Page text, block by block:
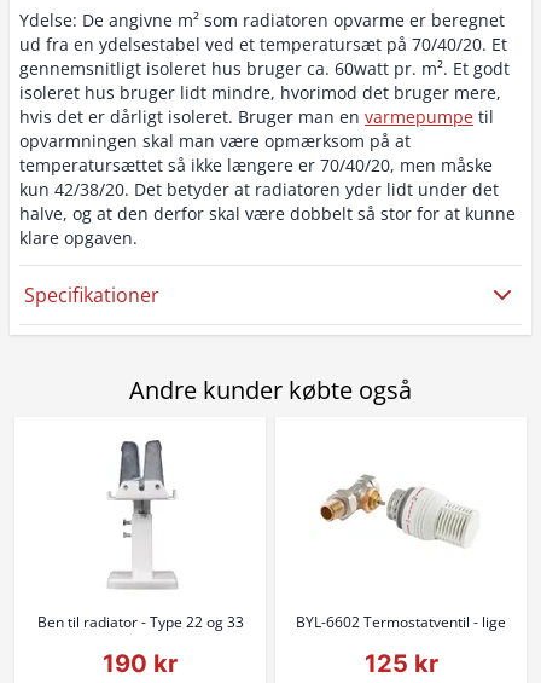
Ydelse: De angivne m² som radiatoren opvarme er beregnet
ud fra en ydelsestabel ved et temperatursæt på 70/40/20. Et
gennemsnitligt isoleret hus bruger ca. 60watt pr. m². Et godt
isoleret hus bruger lidt mindre, hvorimod det bruger mere,
hvis det er dårligt isoleret. Bruger man en varmepumpe til
opvarmningen skal man være opmærksom på at
temperatursættet så ikke længere er 70/40/20, men måske
kun 42/38/20. Det betyder at radiatoren yder lidt under det
halve, og at den derfor skal være dobbelt så stor for at kunne
klare opgaven.
Specifikationer
Andre kunder købte også
Ben til radiator - Type 22 og 33
190 kr
BYL-6602 Termostatventil - lige
125 kr